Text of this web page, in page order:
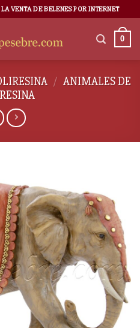
VENTA DE BELENES POR INTERNET
0
/ ANIMALES DE